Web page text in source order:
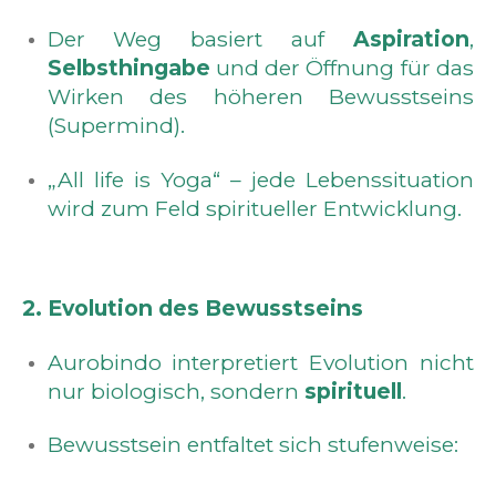
Der Weg basiert auf Aspiration,
Selbsthingabe und der Öffnung für das
Wirken des höheren Bewusstseins
(Supermind).
„All life is Yoga“ – jede Lebenssituation
wird zum Feld spiritueller Entwicklung.
2. Evolution des Bewusstseins
Aurobindo interpretiert Evolution nicht
nur biologisch, sondern spirituell.
Bewusstsein entfaltet sich stufenweise: